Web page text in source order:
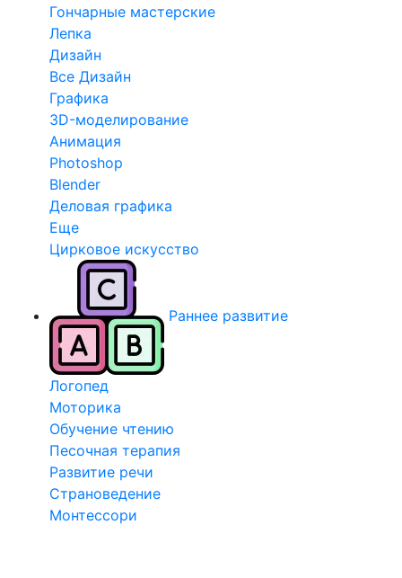
Гончарные мастерские
Лепка
Дизайн
Все Дизайн
Графика
3D-моделирование
Анимация
Photoshop
Blender
Деловая графика
Еще
Цирковое искусство
Раннее развитие
Логопед
Моторика
Обучение чтению
Песочная терапия
Развитие речи
Страноведение
Монтессори